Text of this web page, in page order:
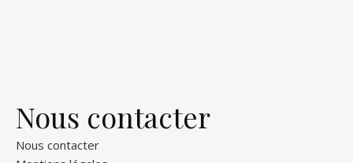
Nous contacter
Nous contacter